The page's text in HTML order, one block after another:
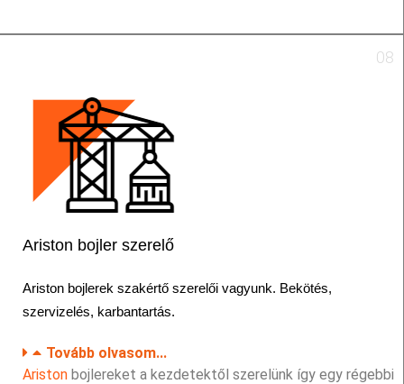
08
Ariston bojler szerelő
Ariston bojlerek szakértő szerelői vagyunk. Bekötés,
szervizelés, karbantartás.
Tovább olvasom...
Ariston bojlereket a kezdetektől szerelünk így egy régebbi